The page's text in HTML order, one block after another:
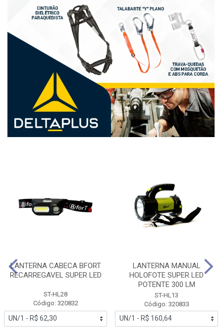
LANTERNA CABECA BFORT
RECARREGAVEL SUPER LED
ST-HL28
Código: 320832
LANTERNA MANUAL
HOLOFOTE SUPER LED
POTENTE 300 LM
ST-HL13
Código: 320833